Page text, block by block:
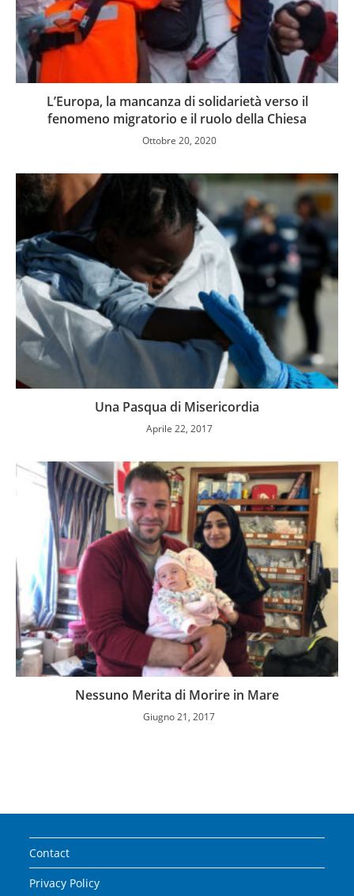
L’Europa, la mancanza di solidarietà verso il
fenomeno migratorio e il ruolo della Chiesa
Ottobre 20, 2020
Una Pasqua di Misericordia
Aprile 22, 2017
Nessuno Merita di Morire in Mare
Giugno 21, 2017
Contact
Privacy Policy